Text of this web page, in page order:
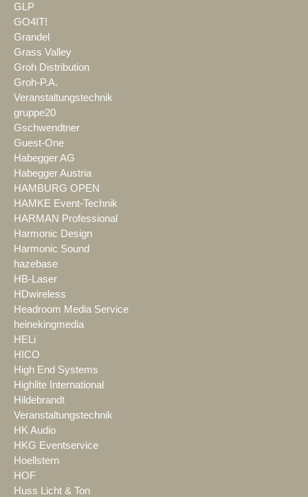
GLP
GO4IT!
Grandel
Grass Valley
Groh Distribution
Groh-P.A.
Veranstaltungstechnik
gruppe20
Gschwendtner
Guest-One
Habegger AG
Habegger Austria
HAMBURG OPEN
HAMKE Event-Technik
HARMAN Professional
Harmonic Design
Harmonic Sound
hazebase
HB-Laser
HDwireless
Headroom Media Service
heinekingmedia
HELi
HICO
High End Systems
Highlite International
Hildebrandt
Veranstaltungstechnik
HK Audio
HKG Eventservice
Hoellstern
HOF
Huss Licht & Ton